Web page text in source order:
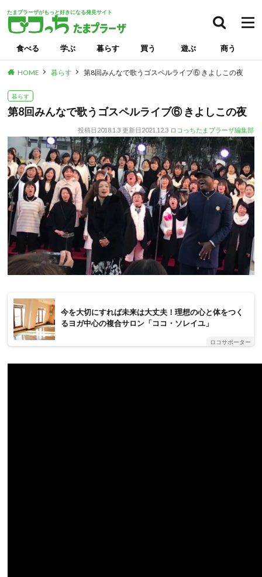
たまプラーザがもっと好きになる発見サイト
食べる 学ぶ 暮らす 買う 遊ぶ 商う
HOME 暮らす 第8回みんなで歌うゴスペルライブ⑥ きよしこの夜
暮らす
第8回みんなで歌うゴスペルライブ⑥ きよしこの夜
投稿日 2018.1.3 更新日 2021.12.3 ロコっちたまプラーザ編集部
今を大切にすれば未来は大丈夫！理想の心と体をつく
るヨガ中心の複合サロン「ココ・ソレイユ」
ロコサポーター